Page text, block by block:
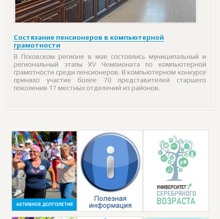
Состязание пенсионеров в компьютерной
грамотности
В Псковском регионе в мае состоялись муниципальный и
региональный этапы XV Чемпионата по компьютерной
грамотности среди пенсионеров. В компьютерном конкурсе
приняло участие более 70 представителей старшего
поколения 17 местных отделений из районов.